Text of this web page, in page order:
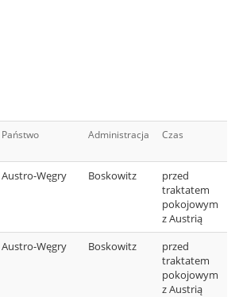
Państwo Administracja Czas
Austro-Węgry Boskowitz
przed
traktatem
pokojowym
z Austrią
Austro-Węgry Boskowitz
przed
traktatem
pokojowym
z Austrią